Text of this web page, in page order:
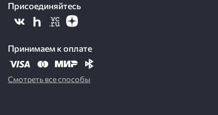
Присоединяйтесь
Принимаем к оплате
Смотреть все способы